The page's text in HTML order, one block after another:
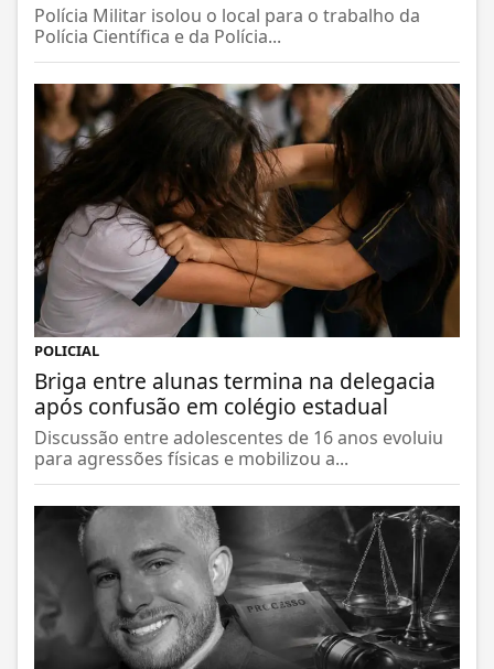
Polícia Militar isolou o local para o trabalho da
Polícia Científica e da Polícia...
POLICIAL
Briga entre alunas termina na delegacia
após confusão em colégio estadual
Discussão entre adolescentes de 16 anos evoluiu
para agressões físicas e mobilizou a...